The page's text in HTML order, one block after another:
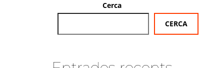
Cerca
CERCA